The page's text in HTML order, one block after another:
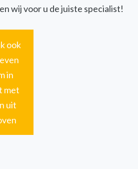
wij voor u de juiste specialist!
ook
in
met
uit